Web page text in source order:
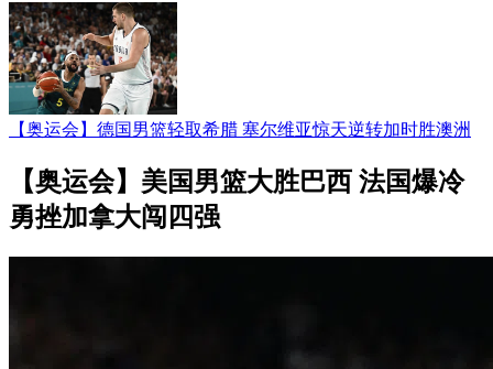
【奥运会】德国男篮轻取希腊 塞尔维亚惊天逆转加时胜澳洲
【奥运会】美国男篮大胜巴西 法国爆冷
勇挫加拿大闯四强